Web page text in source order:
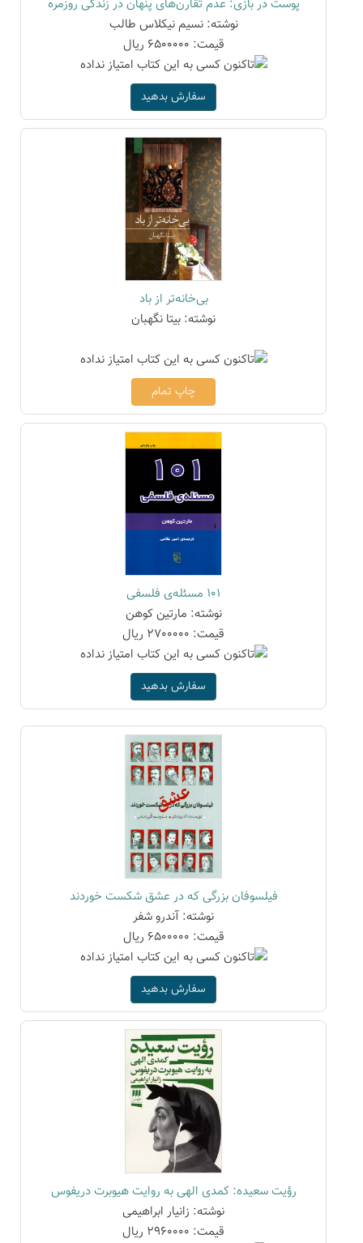
پوست در بازی: عدم تقارن‌های پنهان در زندگی روزمره
نوشته: نسیم نیکلاس طالب
قیمت: 6500000 ریال
سفارش بدهید
بی‌خانه‌تر از باد
نوشته: بیتا نگهبان
چاپ تمام
101 مسئله‌ی فلسفی
نوشته: مارتین کوهن
قیمت: 2700000 ریال
سفارش بدهید
فیلسوفان بزرگی که در عشق شکست خوردند
نوشته: آندرو شفر
قیمت: 6500000 ریال
سفارش بدهید
رؤیت سعیده: کمدی الهی به روایت هیوبرت دریفوس
نوشته: زانیار ابراهیمی
قیمت: 2960000 ریال